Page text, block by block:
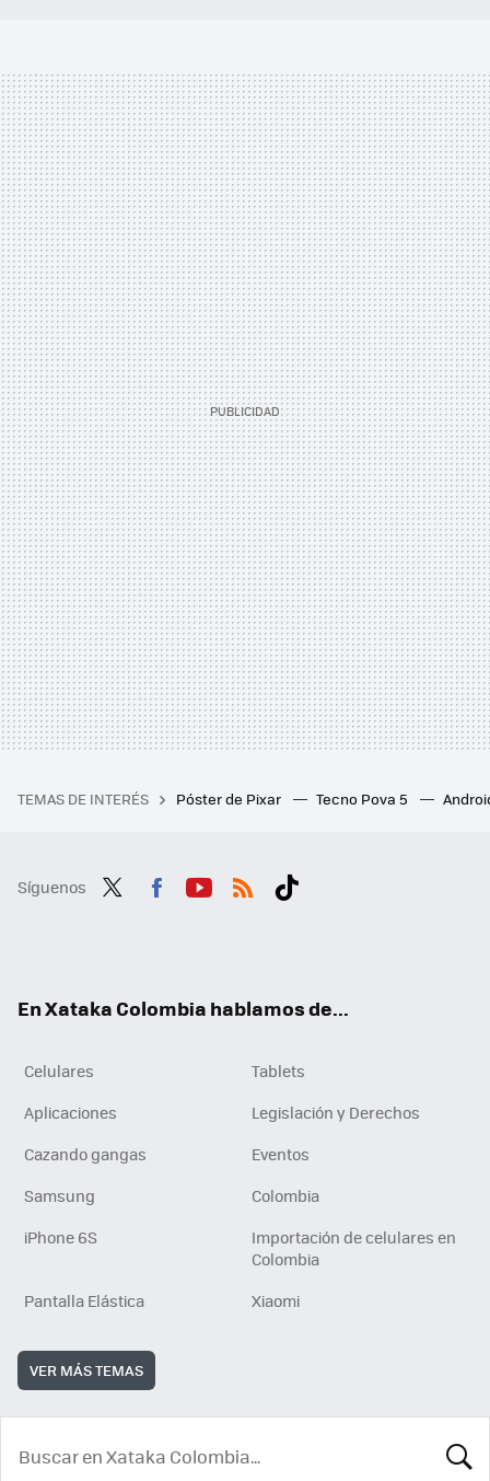
TEMAS DE INTERÉS Póster de Pixar Tecno Pova 5
Síguenos
En Xataka Colombia hablamos de...
Celulares
Tablets
Aplicaciones
Legislación y Derechos
Cazando gangas
Eventos
Samsung
Colombia
iPhone 6S
Importación de celulares en
Colombia
Pantalla Elástica
Xiaomi
VER MÁS TEMAS